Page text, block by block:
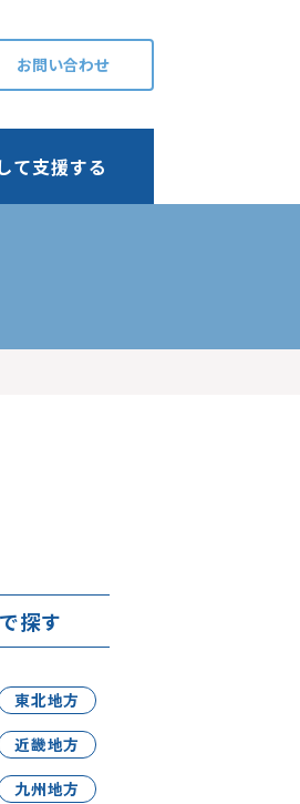
お問い合わせ
て支援する
探す
東北地方
近畿地方
九州地方